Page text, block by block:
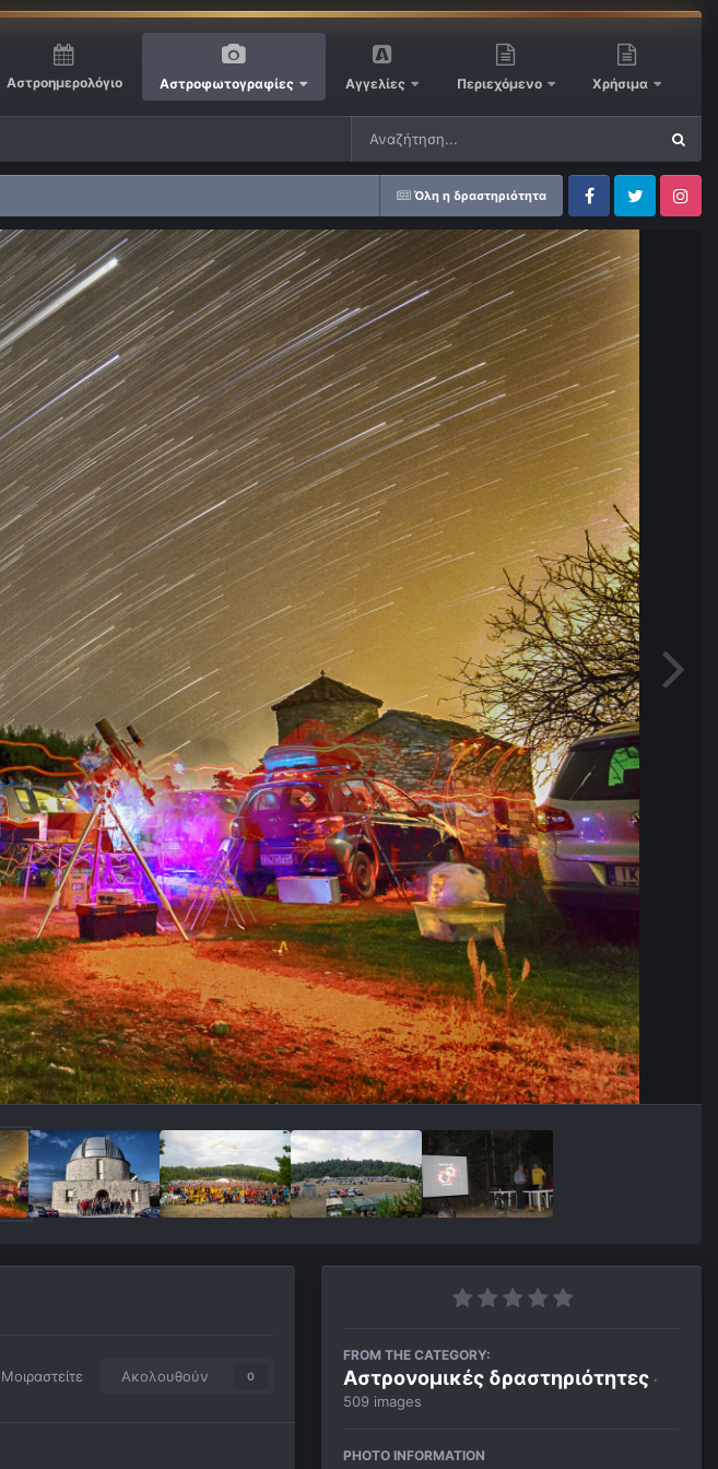
Αστροημερολόγιο Αστροφωτογραφίες Αγγελίες Περιεχόμενο Χρήσιμα
Όλη η δραστηριότητα
FacebookTwitter Instagram
Μοιραστείτε Ακολουθούν 0
FROM THE CATEGORY:
Αστρονομικές δραστηριότητες ·
509 images
PHOTO INFORMATION